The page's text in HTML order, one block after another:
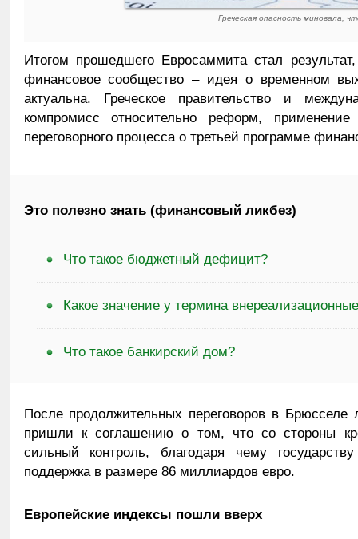
Греческая опасность миновала,
Итогом прошедшего Евросаммита стал
финансовое сообщество – идея о временном
актуальна. Греческое правительство и
компромисс относительно реформ,
переговорного процесса о третьей программе
Это полезно знать (финансовый ликбез)
Что такое бюджетный дефицит?
Какое значение у термина
Что такое банкирский дом?
После продолжительных переговоров в Брюсселе
пришли к соглашению о том, что со стороны
сильный контроль, благодаря чему
поддержка в размере 86 миллиардов евро.
Европейские индексы пошли вверх